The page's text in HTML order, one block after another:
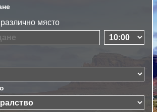
място